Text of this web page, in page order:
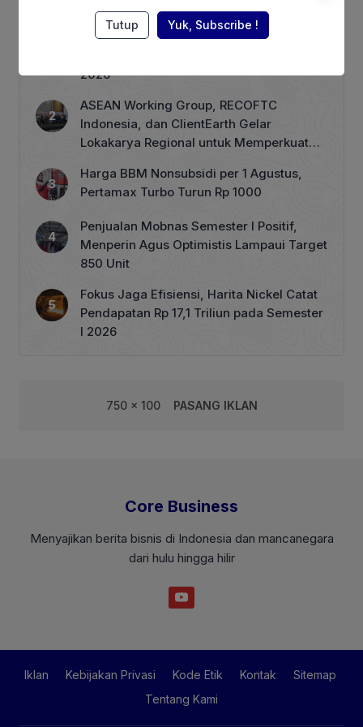
Terhimpit Persoalan Keuangan, PT GNI
2026
ASEAN Working Group, RECOFTC
Indonesia, dan ClientEarth Gelar
Lokakarya Regional untuk Memperkuat
Harga BBM Nonsubsidi per 1 Agustus,
Pertamax Turbo Turun Rp 1000
Penjualan Mobnas Semester I Positif,
Menperin Agus Optimistis Lampaui Target
850 Unit
Fokus Jaga Efisiensi, Harita Nickel Catat
Pendapatan Rp 17,1 Triliun pada Semester
I 2026
750 x 100 PASANG IKLAN
Core Business
Menyajikan berita bisnis di Indonesia dan mancanegara
dari hulu hingga hilir
Iklan Kebijakan Privasi Kode Etik Kontak
Sitemap
Tentang Kami
Tutup Yuk, Subscribe !